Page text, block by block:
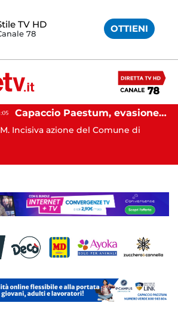
TV HD
78 OTTIENI
Capaccio Paestum, evasione tassa di soggiorno: scoperte 49 strutture fantasma, elevate 132 sanzioni
Comune di
CRONACA
SALERNO. E' stato